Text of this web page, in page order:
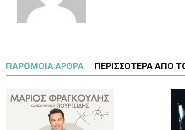
ΠΑΡΟΜΟΙΑ ΑΡΘΡΑ ΠΕΡΙΣΣΟΤΕΡΑ ΑΠΟ